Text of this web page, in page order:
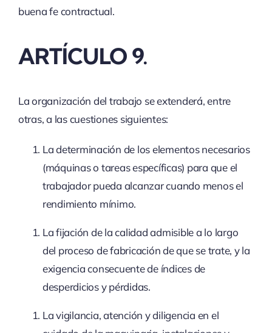
buena fe contractual.
ARTÍCULO 9.
La organización del trabajo se extenderá, entre
otras, a las cuestiones siguientes:
La determinación de los elementos necesarios
(máquinas o tareas específicas) para que el
trabajador pueda alcanzar cuando menos el
rendimiento mínimo.
La fijación de la calidad admisible a lo largo
del proceso de fabricación de que se trate, y la
exigencia consecuente de índices de
desperdicios y pérdidas.
La vigilancia, atención y diligencia en el